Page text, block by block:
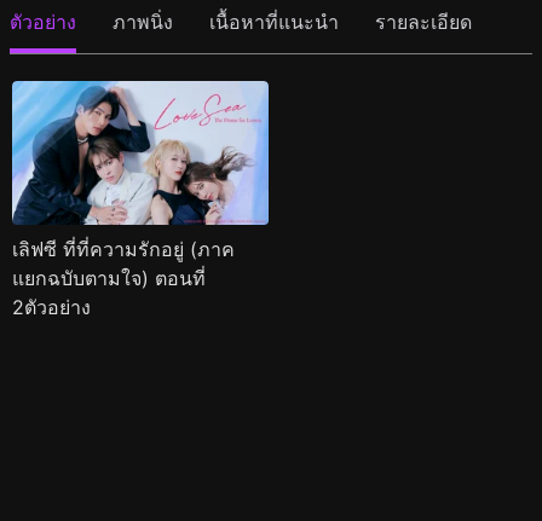
ตัวอย่าง ภาพนิ่ง เนื้อหาที่แนะนำ รายละเอียด
เลิฟซี ที่ที่ความรักอยู่ (ภาค
แยกฉบับตามใจ) ตอนที่
2ตัวอย่าง